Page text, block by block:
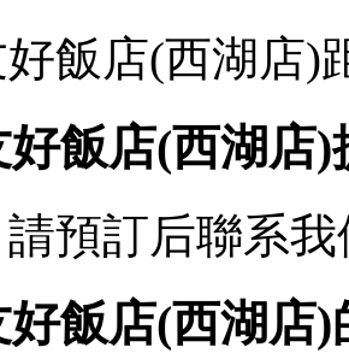
飯店(西湖店)
飯店(西湖店
預訂后聯系
飯店(西湖店